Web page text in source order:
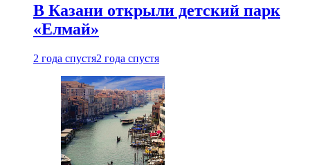
В Казани открыли детский парк
«Елмай»
2 года спустя2 года спустя